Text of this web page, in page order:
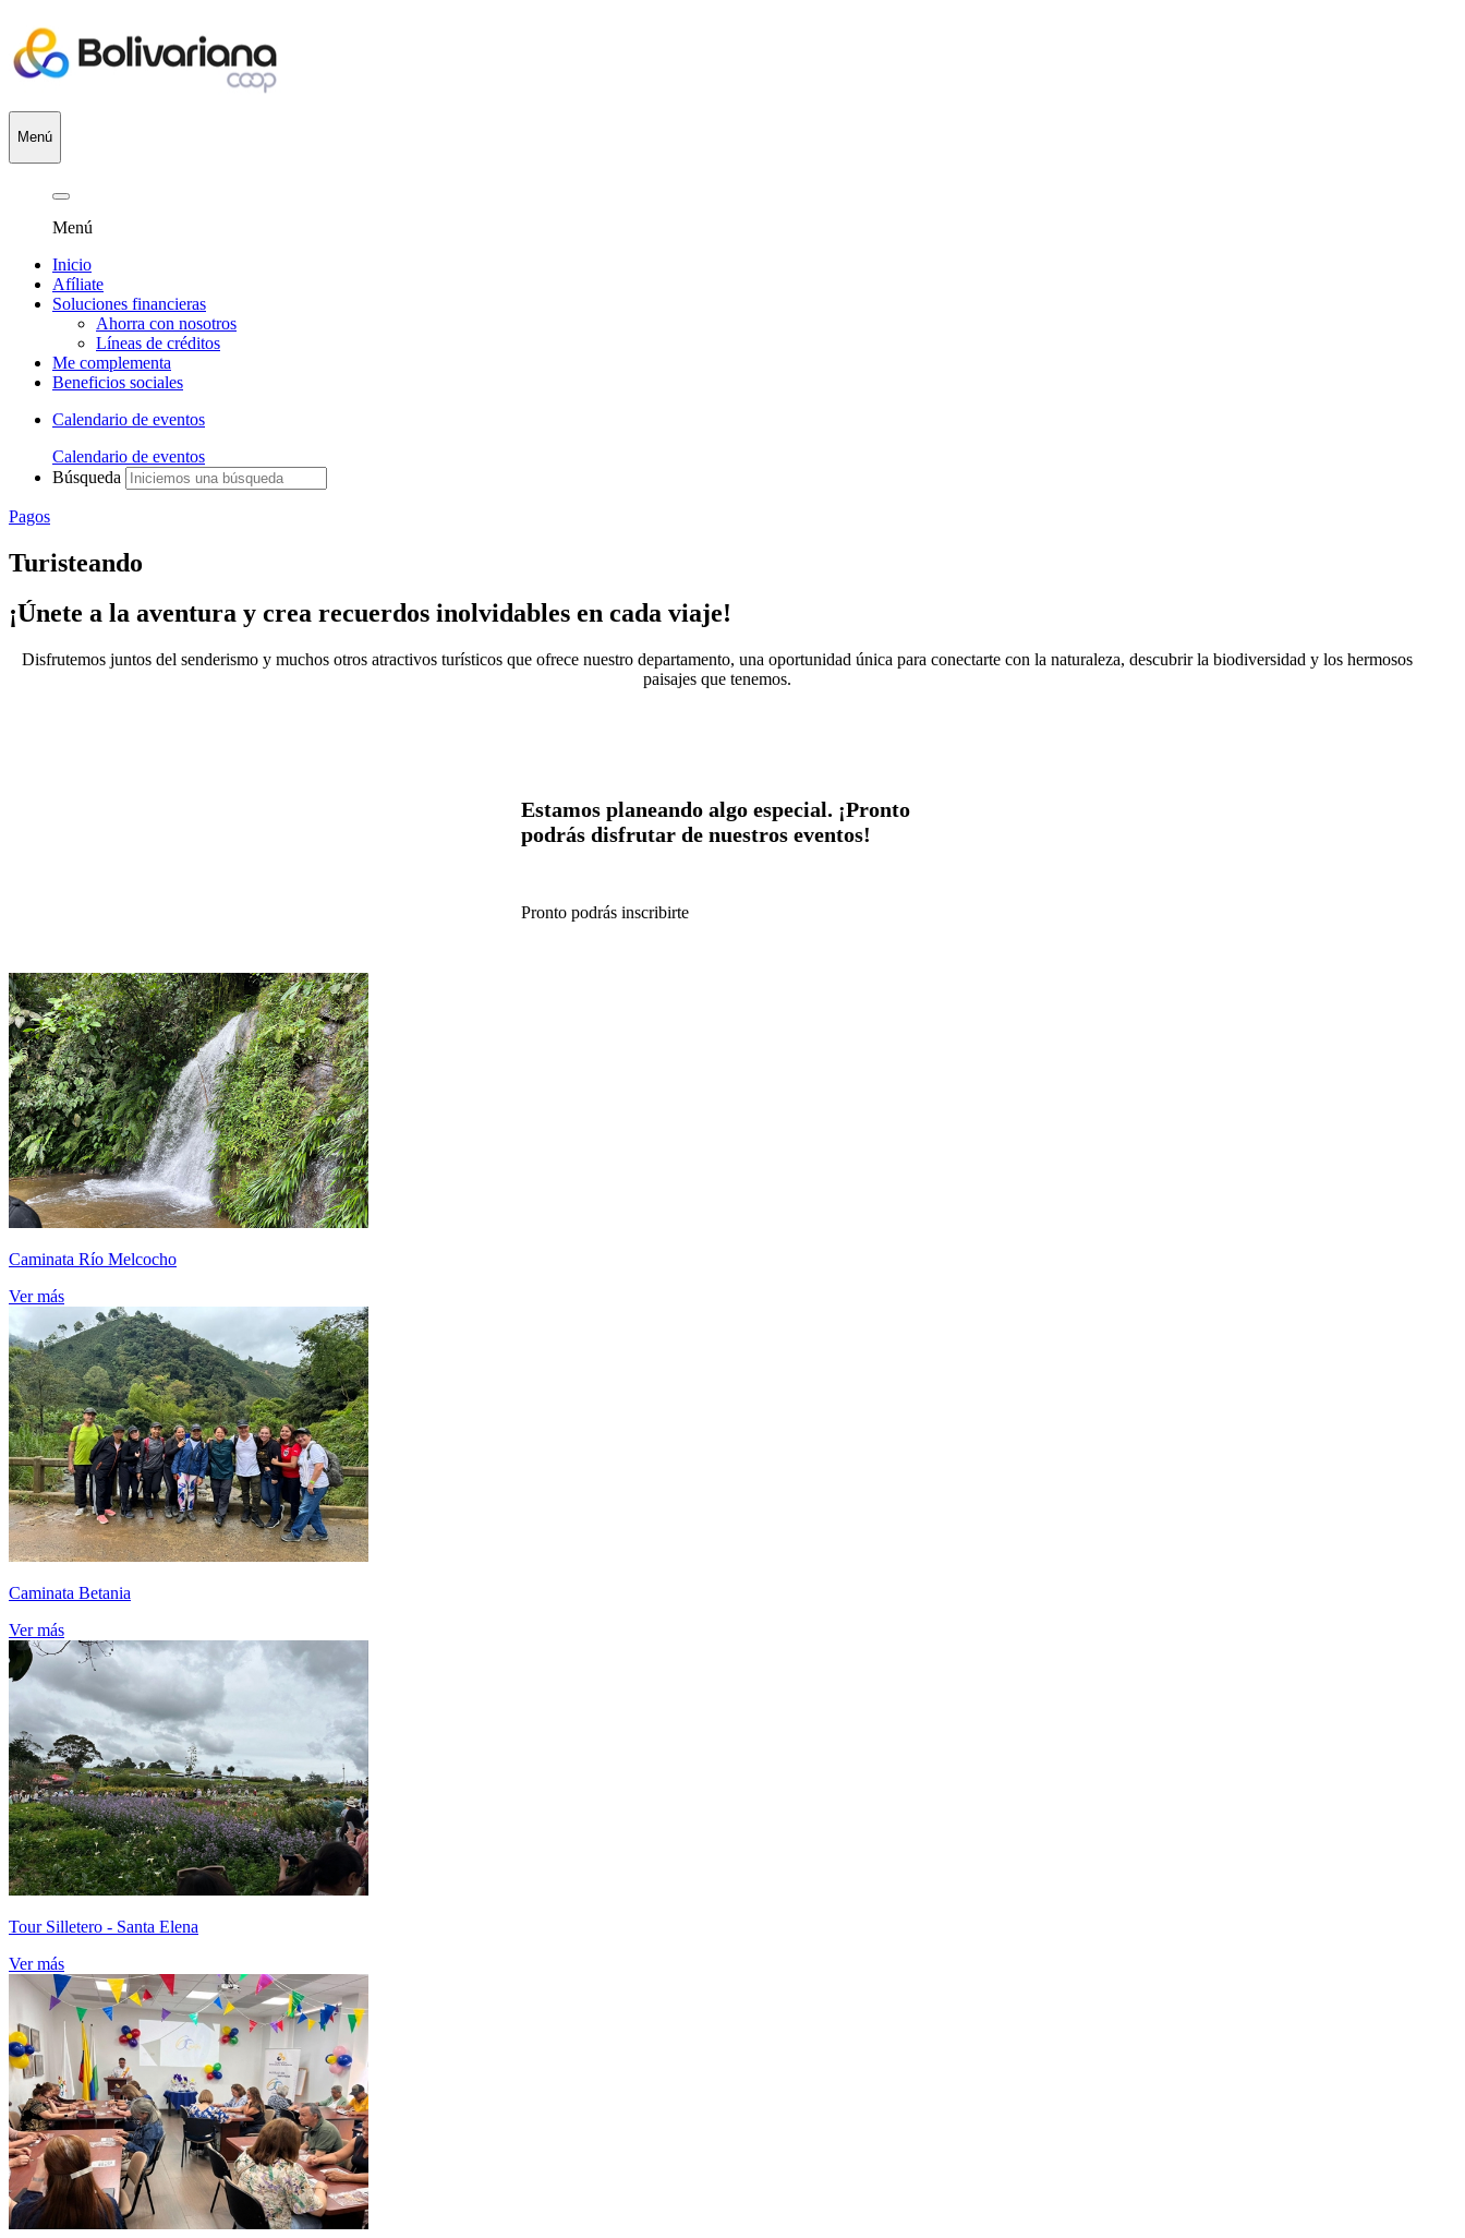
Menú
Menú
Inicio
Afíliate
Soluciones financieras
Ahorra con nosotros
Líneas de créditos
Me complementa
Beneficios sociales
Calendario de eventos
Calendario de eventos
Búsqueda
Pagos
Turisteando
¡Únete a la aventura y crea recuerdos inolvidables en cada viaje!
Disfrutemos juntos del senderismo y muchos otros atractivos turísticos que ofrece nuestro departamento, una oportunidad única para conectarte con la naturaleza, descubrir la biodiversidad y los hermosos
paisajes que tenemos.
Estamos planeando algo especial. ¡Pronto
podrás disfrutar de nuestros eventos!
Pronto podrás inscribirte
Caminata Río Melcocho
Ver más
Caminata Betania
Ver más
Tour Silletero - Santa Elena
Ver más